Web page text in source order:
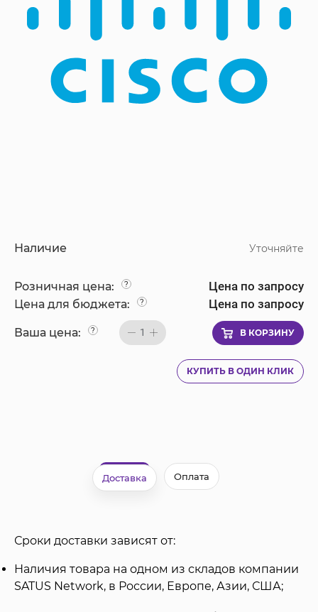
Наличие Уточняйте
Розничная цена: ? Цена по запросу
Цена для бюджета: ? Цена по запросу
Ваша цена: ? 1 В КОРЗИНУ
КУПИТЬ В ОДИН КЛИК
Доставка Оплата
Сроки доставки зависят от:
Наличия товара на одном из складов компании
SATUS Network, в России, Европе, Азии, США;